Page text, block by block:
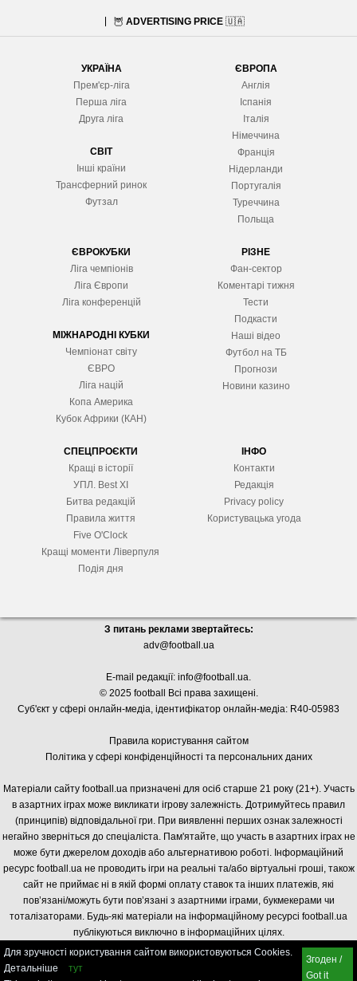
🦉 ADVERTISING PRICE 🇺🇦
УКРАЇНА
Прем'єр-ліга
Перша ліга
Друга ліга
СВІТ
Інші країни
Трансферний ринок
Футзал
ЄВРОПА
Англія
Іспанія
Італія
Німеччина
Франція
Нідерланди
Португалія
Туреччина
Польща
ЄВРОКУБКИ
Ліга чемпіонів
Ліга Європи
Ліга конференцій
МІЖНАРОДНІ КУБКИ
Чемпіонат світу
ЄВРО
Ліга націй
Копа Америка
Кубок Африки (КАН)
РІЗНЕ
Фан-сектор
Коментарі тижня
Тести
Подкасти
Наші відео
Футбол на ТБ
Прогнози
Новини казино
СПЕЦПРОЄКТИ
Кращі в історії
УПЛ. Best XІ
Битва редакцій
Правила життя
Five O'Clock
Кращі моменти Ліверпуля
Подія дня
ІНФО
Контакти
Редакція
Privacy policy
Користувацька угода
З питань реклами звертайтесь:
adv@football.ua
E-mail редакції: info@football.ua.
© 2025 football Всі права захищені.
Суб'єкт у сфері онлайн-медіа, ідентифікатор онлайн-медіа: R40-05983
Правила користування сайтом
Політика у сфері конфіденційності та персональних даних
Матеріали сайту football.ua призначені для осіб старше 21 року (21+). Участь
в азартних іграх може викликати ігрову залежність. Дотримуйтесь правил
(принципів) відповідальної гри. При виявленні перших ознак залежності
негайно зверніться до спеціаліста. Пам'ятайте, що участь в азартних іграх не
може бути джерелом доходів або альтернативою роботі. Інформаційний
ресурс football.ua не проводить ігри на реальні та/або віртуальні гроші, також
сайт не приймає ні в якій формі оплату ставок та інших платежів, які
пов’язані/можуть бути пов’язані з азартними іграми, букмекерами чи
тоталізаторами. Будь-які матеріали на інформаційному ресурсі football.ua
публікуються виключно в інформаційних цілях.
Для зручності користування сайтом використовуються Cookies.
Детальніше
тут
Згоден /
Got it